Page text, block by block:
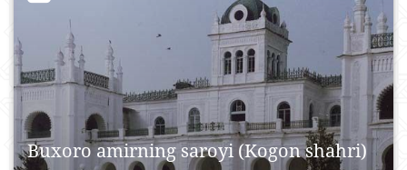
Buxoro amirning saroyi (Kogon shahri)